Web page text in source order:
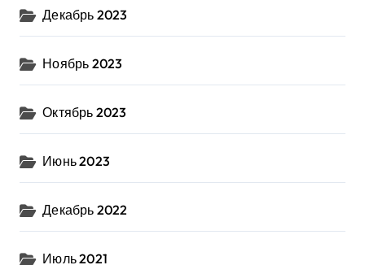
Декабрь 2023
Ноябрь 2023
Октябрь 2023
Июнь 2023
Декабрь 2022
Июль 2021